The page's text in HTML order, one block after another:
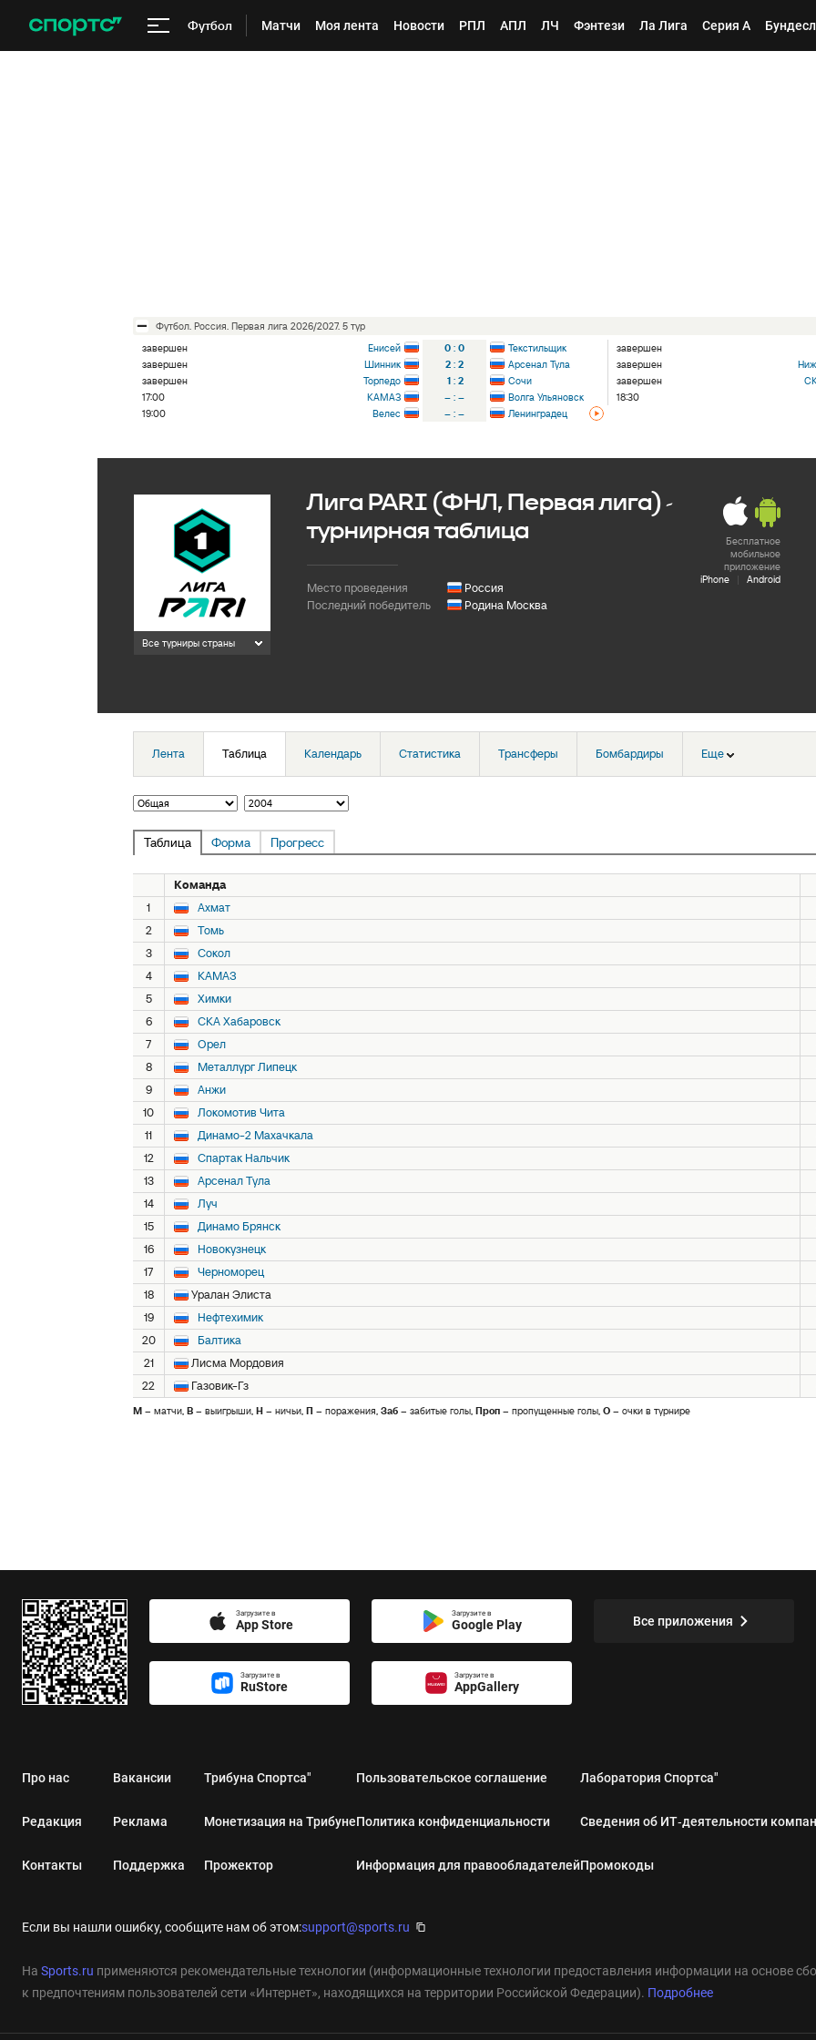
Футбол Матчи Моя лента Новости РПЛ АПЛ ЛЧ Фэнтези Ла Лига Серия А
футбол. Россия. Первая лига 2026/2027. 5 тур
завершен
Енисей 0 : 0 Текстильщик завершен
завершен
Шинник 2 : 2 Арсенал Тула завершен
завершен
Торпедо 1 : 2 Сочи завершен
17:00
КАМАЗ – : – Волга Ульяновск 18:30
19:00
Велес – : – Ленинградец
Все турниры страны
Бесплатное
мобильное
приложение
iPhone
| Android
Лига PARI (ФНЛ, Первая лига) -
турнирная таблица
Место проведения
Россия
Последний победитель
Родина Москва
Лента Таблица Календарь Статистика Трансферы Бомбардиры Еще
Таблица Форма Прогресс
Команда
1
Ахмат
2
Томь
3
Сокол
4
КАМАЗ
5
Химки
6
СКА Хабаровск
7
Орел
8
Металлург Липецк
9
Анжи
10
Локомотив Чита
11
Динамо-2 Махачкала
12
Спартак Нальчик
13
Арсенал Тула
14
Луч
15
Динамо Брянск
16
Новокузнецк
17
Черноморец
18
Уралан Элиста
19
Нефтехимик
20
Балтика
21
Лисма Мордовия
22
Газовик-Гз
М – матчи, В – выигрыши, Н – ничьи, П – поражения, Заб – забитые голы, Проп – пропущенные голы, О – очки в турнире
Загрузите в
App Store
Загрузите в
Google Play
Загрузите в
RuStore
Загрузите в
AppGallery
Все приложения
Про нас
Редакция
Контакты
Вакансии
Реклама
Поддержка
Трибуна Спортса"
Монетизация на Трибуне
Прожектор
Пользовательское соглашение
Политика конфиденциальности
Информация для правообладателей
Лаборатория Спортса"
Сведения об ИТ‑деятельности
Промокоды
Если вы нашли ошибку, сообщите нам об этом:support@sports.ru
На Sports.ru применяются рекомендательные технологии (информационные технологии предоставления информации на основе
к предпочтениям пользователей сети «Интернет», находящихся на территории Российской Федерации). Подробнее